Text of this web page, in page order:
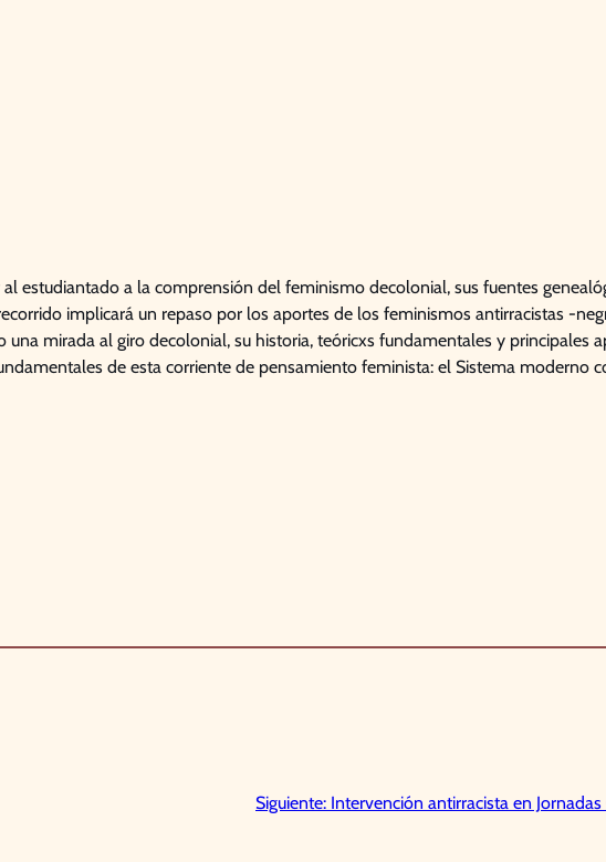
estudiantado a la comprensión del feminismo decolonial, sus fuentes
implicará un repaso por los aportes de los feminismos antirracistas -
mirada al giro decolonial, su historia, teóricxs fundamentales y principales
de esta corriente de pensamiento feminista: el Sistema moderno
Siguiente: Intervención antirracista en